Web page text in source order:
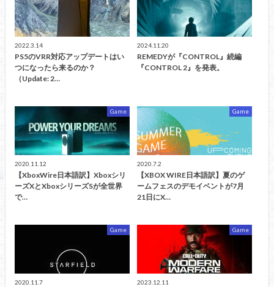
2022.3.14
PS5のVRR対応アップデートはい
つになったら来るのか？
（Update: 2…
2024.11.20
REMEDYが『CONTROL』続編
『CONTROL 2』を発表。
Game
2020.11.12
【XboxWire日本語訳】Xboxシリ
ーズXとXboxシリーズSが全世界
で…
Game
2020.7.2
【XBOX WIRE日本語訳】夏のゲ
ームフェスのデモイベントが7月
21日にX…
Game
2020.11.7
Game
2023.12.11